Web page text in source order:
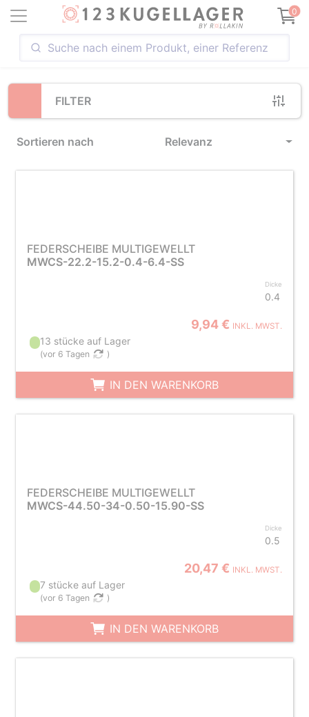
0
FILTER
Sortieren nach Relevanz
Loading...
FEDERSCHEIBE MULTIGEWELLT
MWCS-22.2-15.2-0.4-6.4-SS
Dicke
0.4
9,94 € INKL. MWST.
13 stücke auf Lager
(vor 6 Tagen )
IN DEN WARENKORB
FEDERSCHEIBE MULTIGEWELLT
MWCS-44.50-34-0.50-15.90-SS
Dicke
0.5
20,47 € INKL. MWST.
7 stücke auf Lager
(vor 6 Tagen )
IN DEN WARENKORB